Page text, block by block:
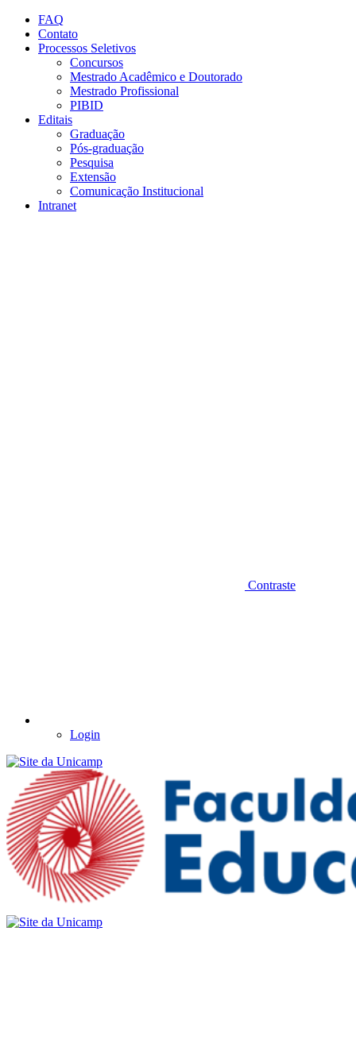
Conteúdo principal
FAQ
Contato
Processos Seletivos
Concursos
Mestrado Acadêmico e Doutorado
Mestrado Profissional
PIBID
Editais
Graduação
Pós-graduação
Pesquisa
Extensão
Comunicação Institucional
Intranet
Contraste
Login